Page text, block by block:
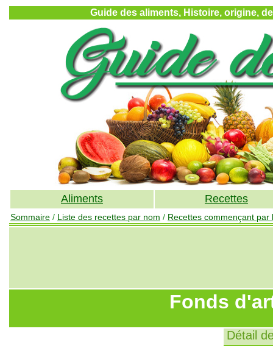
Guide des aliments, Histoire, origine,
Aliments Recettes
Sommaire / Liste des recettes par nom / Recettes commençant par
Fonds
Détail